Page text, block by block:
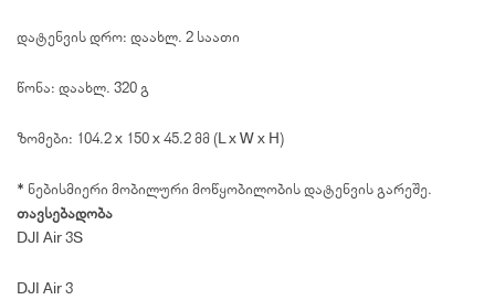
დატენვის დრო: დაახლ. 2 საათი
წონა: დაახლ. 320 გ
ზომები: 104.2 x 150 x 45.2 მმ (L x W x H)
* ნებისმიერი მობილური მოწყობილობის დატენვის გარეშე.
თავსებადობა
DJI Air 3S
DJI Air 3